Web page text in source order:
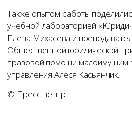
Также опытом работы
учебной лабораторией
Елена Михасева и
Общественной юридической
правовой помощи малоимущим
управления Алеся Касьянчик.
© Пресс-центр